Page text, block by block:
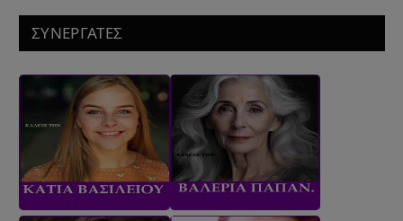
ΣΥΝΕΡΓΑΤΕΣ